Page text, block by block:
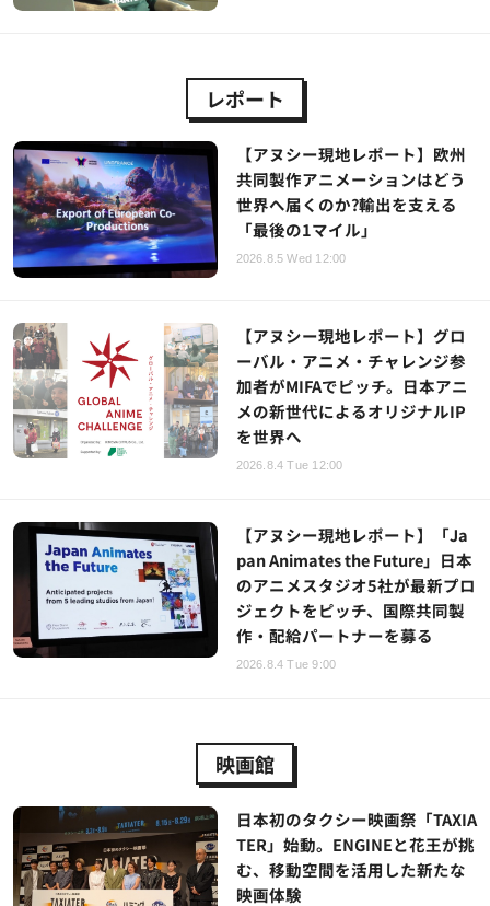
レポート
【アヌシー現地レポート】欧州
共同製作アニメーションはどう
世界へ届くのか?輸出を支える
「最後の1マイル」
2026.8.5 Wed 12:00
【アヌシー現地レポート】グロ
ーバル・アニメ・チャレンジ参
加者がMIFAでピッチ。日本アニ
メの新世代によるオリジナルIP
を世界へ
2026.8.4 Tue 12:00
【アヌシー現地レポート】「Ja
pan Animates the Future」日本
のアニメスタジオ5社が最新プロ
ジェクトをピッチ、国際共同製
作・配給パートナーを募る
2026.8.4 Tue 9:00
映画館
日本初のタクシー映画祭「TAXIA
TER」始動。ENGINEと花王が挑
む、移動空間を活用した新たな
映画体験